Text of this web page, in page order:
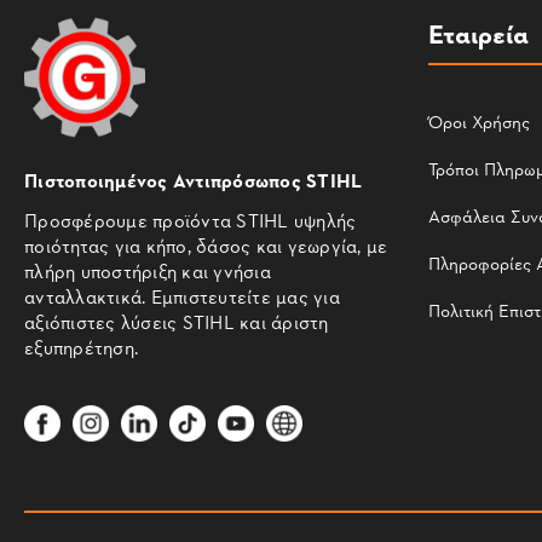
Πιστοποιημένος Αντιπρόσωπος STIHL
Προσφέρουμε προϊόντα STIHL υψηλής
ποιότητας για κήπο, δάσος και γεωργία, με
πλήρη υποστήριξη και γνήσια
ανταλλακτικά. Εμπιστευτείτε μας για
αξιόπιστες λύσεις STIHL και άριστη
εξυπηρέτηση.
Εταιρεία
Όροι Χρήσης
Τρόποι
Ασφάλεια
Πληροφορίες
Πολιτική